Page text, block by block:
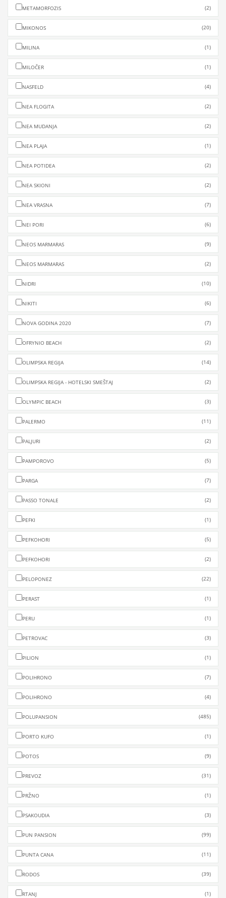
METAMORFOZIS (2)
MIKONOS (20)
MILINA (1)
MILOČER (1)
NASFELD (4)
NEA FLOGITA (2)
NEA MUDANJA (2)
NEA PLAJA (1)
NEA POTIDEA (2)
NEA SKIONI (2)
NEA VRASNA (7)
NEI PORI (6)
NEOS MARMARAS (9)
NEOS MARMARAS (2)
NIDRI (10)
NIKITI (6)
NOVA GODINA 2020 (7)
OFRYNIO BEACH (2)
OLIMPSKA REGIJA (14)
OLIMPSKA REGIJA - HOTELSKI SMEŠTAJ (2)
OLYMPIC BEACH (3)
PALERMO (11)
PALJURI (2)
PAMPOROVO (5)
PARGA (7)
PASSO TONALE (2)
PEFKI (1)
PEFKOHORI (5)
PEFKOHORI (2)
PELOPONEZ (22)
PERAST (1)
PERU (1)
PETROVAC (3)
PILION (1)
POLIHRONO (7)
POLIHRONO (4)
POLUPANSION (485)
PORTO KUFO (1)
POTOS (9)
PREVOZ (31)
PRŽNO (1)
PSAKOUDIA (3)
PUN PANSION (99)
PUNTA CANA (11)
RODOS (39)
RTANJ (1)